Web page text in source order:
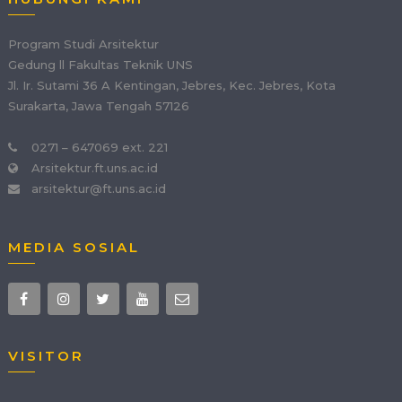
Program Studi Arsitektur
Gedung ll Fakultas Teknik UNS
Jl. Ir. Sutami 36 A Kentingan, Jebres, Kec. Jebres, Kota
Surakarta, Jawa Tengah 57126
0271 – 647069 ext. 221
Arsitektur.ft.uns.ac.id
arsitektur@ft.uns.ac.id
MEDIA SOSIAL
VISITOR